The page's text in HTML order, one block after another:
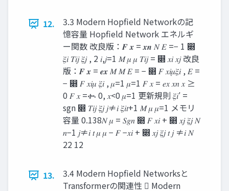
12.
3.3 Modern Hopfield Networkの記
憶容量 Hopfield Network エネルギ
ー関数 改良版：𝑭 𝒙 = 𝒙𝒏 𝑁 𝐸 =− 1 ෍
𝜉𝑖 𝑇𝑖𝑗 𝜉𝑗 , 2 𝑖,𝑗=1 𝑀 𝜇 𝜇 𝑇𝑖𝑗 = ෍ 𝑥𝑖 𝑥𝑗 改良
版：𝑭 𝒙 = 𝒆𝒙 𝑀 𝑀 𝐸 = − ෍ 𝐹 𝑥𝑖𝜇𝜉𝑖 , 𝐸 =
− ෍ 𝐹 𝑥𝑖𝜇 𝜉𝑖 , 𝜇=1 𝜇=1 𝐹 𝑥 = 𝑒𝑥 𝑥𝑛 𝑥 ≥
0 𝐹 𝑥 =ቊ 0, 𝑥<0 𝜇=1 更新規則 𝜉𝑖′ =
sgn ෍ 𝑇𝑖𝑗 𝜉𝑗 𝑗≠𝑖 𝜉𝑖𝑡+1 𝑀 𝜇 𝜇=1 メモリ
容量 0.138𝑁 𝜇 = 𝑆𝑔𝑛 ෍ 𝐹 𝑥𝑖 + ෍ 𝑥𝑗 𝜉𝑗 𝑁
𝑛−1 𝑗≠𝑖 𝑡 𝜇 𝜇 − 𝐹 −𝑥𝑖 + ෍ 𝑥𝑗 𝜉𝑗 𝑡 𝑗 ≠𝑖 𝑁
22 12
13.
3.4 Modern Hopfield Networksと
Transformerの関連性  Modern